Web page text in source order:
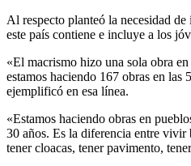
Al respecto planteó la necesidad
este país contiene e incluye a los
«El macrismo hizo una sola obra
estamos haciendo 167 obras en las
ejemplificó en esa línea.
«Estamos haciendo obras en
30 años. Es la diferencia entre
tener cloacas, tener pavimento,